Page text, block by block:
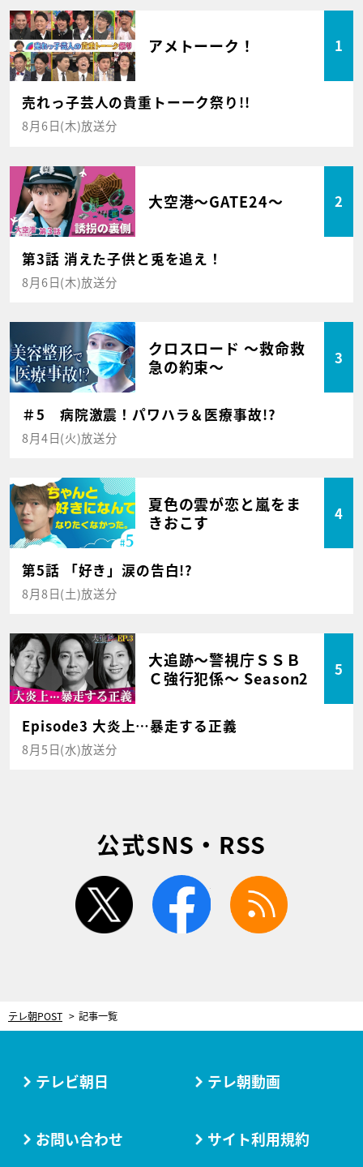
アメトーーク！ 1
売れっ子芸人の貴重トーーク祭り!!
8月6日(木)放送分
大空港～GATE24～ 2
第3話 消えた子供と兎を追え！
8月6日(木)放送分
クロスロード ～救命救
急の約束～
3
＃5 病院激震！パワハラ＆医療事故!?
8月4日(火)放送分
夏色の雲が恋と嵐をま
きおこす
4
第5話 「好き」涙の告白!?
8月8日(土)放送分
大追跡～警視庁ＳＳＢ
Ｃ強行犯係～ Season2
5
Episode3 大炎上…暴走する正義
8月5日(水)放送分
公式SNS・RSS
twitter facebook
テレ朝POST 記事一覧
テレビ朝日 テレ朝動画
お問い合わせ サイト利用規約